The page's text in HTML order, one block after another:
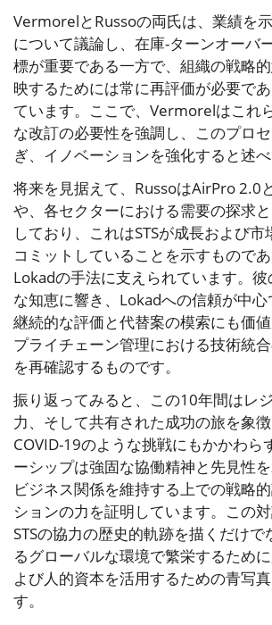
VermorelとRussoの両氏は、業績を
について議論し、在庫-ターンオーバ
標が重要である一方で、組織の戦略
映するためには常に再評価が必要で
ています。ここで、Vermorelはこれ
な改訂の必要性を強調し、このプロ
ぎ、イノベーションを強化すると述べ
将来を見据えて、RussoはAirPro 2.0
や、各セクターにおける需要の探求
しており、これはSTSが成長および
コミットしていることを示すもので
Lokadの手法に支えられています。
な知恵に響き、Lokadへの信頼が中心
継続的な評価と代替案の模索にも価
プライチェーン管理における技術統
を再確認するものです。
振り返ってみると、この10年間はレ
力、そして共有された成功の旅を象徴
COVID-19のような挑戦にもかかわら
ーシップは強固な協働精神と先見性
ビジネス関係を維持する上での戦略
ションの力を証明しています。この
STSの協力の歴史的軌跡を描くだけ
るグローバルな環境で繁栄するため
よび人的資本を活用するための青写
す。